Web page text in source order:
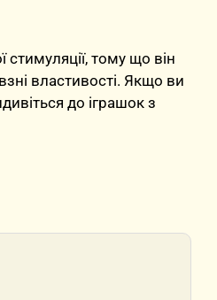
тому що він
властивості. Якщо ви
до іграшок з